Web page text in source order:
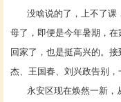
没啥说的了，上不了课
母了，即便是今年暑期，
回家了，也是挺高兴的。
杰、王国春、刘兴政告别，
永安区现在焕然一新，